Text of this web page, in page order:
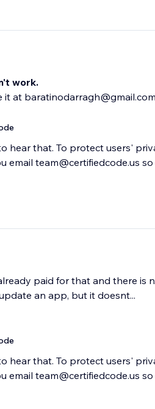
work.
it at baratinodarragh@gmail.com
hear that. To protect users'
email team@certifiedcode.us
paid for that and there is
an app, but it doesnt...
hear that. To protect users'
email team@certifiedcode.us